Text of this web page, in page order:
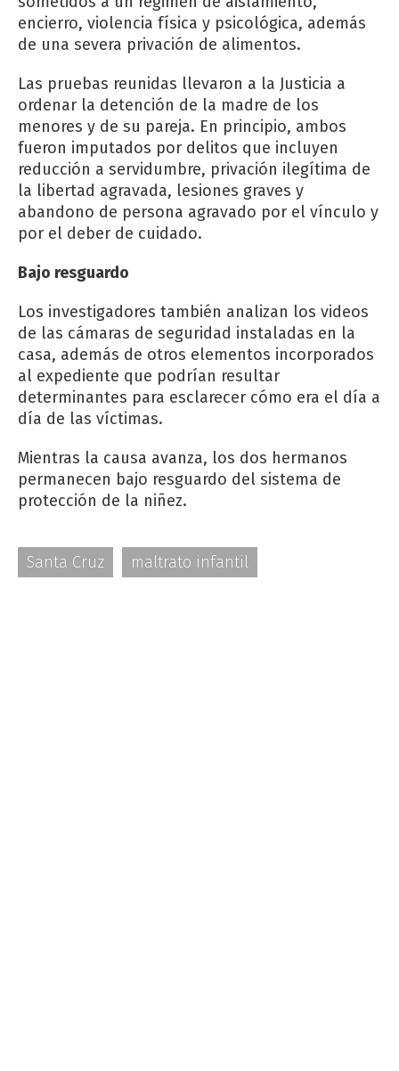
encierro, violencia física y psicológica, además
de una severa privación de alimentos.
Las pruebas reunidas llevaron a la Justicia a
ordenar la detención de la madre de los
menores y de su pareja. En principio, ambos
fueron imputados por delitos que incluyen
reducción a servidumbre, privación ilegítima de
la libertad agravada, lesiones graves y
abandono de persona agravado por el vínculo y
por el deber de cuidado.
Bajo resguardo
Los investigadores también analizan los videos
de las cámaras de seguridad instaladas en la
casa, además de otros elementos incorporados
al expediente que podrían resultar
determinantes para esclarecer cómo era el día a
día de las víctimas.
Mientras la causa avanza, los dos hermanos
permanecen bajo resguardo del sistema de
protección de la niñez.
Santa Cruz maltrato infantil